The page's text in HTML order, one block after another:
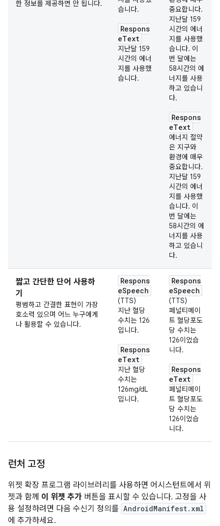
한 정보를 제공하면 안 됩니다.
습니다.
Respons
eText
지난달 159
시간의 에너
지를 사용했
습니다.
중요합니다.
지난달 159
시간의 에너
지를 사용했
습니다. 이
번 달에는
58시간의 에
너지를 사용
하고 있습니
다.
Respons
eText
에너지 절약
은 지구와
환경에 매우
중요합니다.
지난달 159
시간의 에너
지를 사용했
습니다. 이
번 달에는
58시간의 에
너지를 사용
하고 있습니
다.
짧고 간단한 단어 사용하
기
평범하고 간결한 표현이 가장
호소력 있으며 어느 누구에게
나 활용할 수 있습니다.
Respons
eSpeech
(TTS)
지난 혈당
수치는 126
입니다.
Respons
eText
지난 혈당
수치는
126mg/dL
입니다.
Respons
eSpeech
(TTS)
페널티메이
트 혈당포도
당 수치는
126이었습
니다.
Respons
eText
페널티메이
트 혈당포도
당 수치는
126이었습
니다.
런처 고정
위젯 확장 프로그램 라이브러리를 사용하면 어시스턴트에서 위
젯과 함께 이 위젯 추가 버튼을 표시할 수 있습니다. 고정을 사
용 설정하려면 다음 수신기 정의를 AndroidManifest.xml
에 추가하세요.